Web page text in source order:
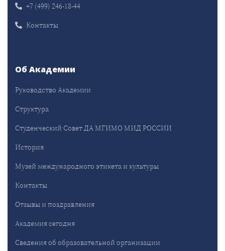
+7 (499) 246-18-44
Контакты
Об Академии
Руководство Академии
Структура
Студенческий Совет ДА МГИМО МИД РОССИИ
История
Музей международного этикета и культуры
Контакты
Отзывы и поздравления
Академия сегодня
Сведения об образовательной организации